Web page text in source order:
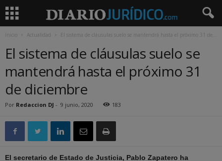
Inicio Actualidad El sistema de cláusulas suelo se mantendrá hasta el próximo 31 de...
El sistema de cláusulas suelo se
mantendrá hasta el próximo 31
de diciembre
Por Redaccion DJ - 9 junio, 2020 183
El secretario de Estado de Justicia, Pablo Zapatero ha